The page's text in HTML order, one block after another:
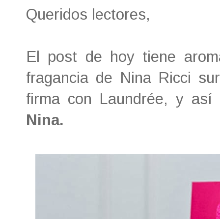
Queridos lectores,
El post de hoy tiene
fragancia de Nina Ricci
firma con Laundrée, y
Nina.